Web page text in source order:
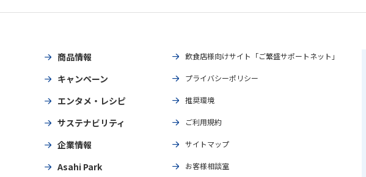
商品情報
キャンペーン
エンタメ・レシピ
サステナビリティ
企業情報
Asahi Park
飲食店様向けサイト「ご繁盛サポートネット」
プライバシーポリシー
推奨環境
ご利用規約
サイトマップ
お客様相談室